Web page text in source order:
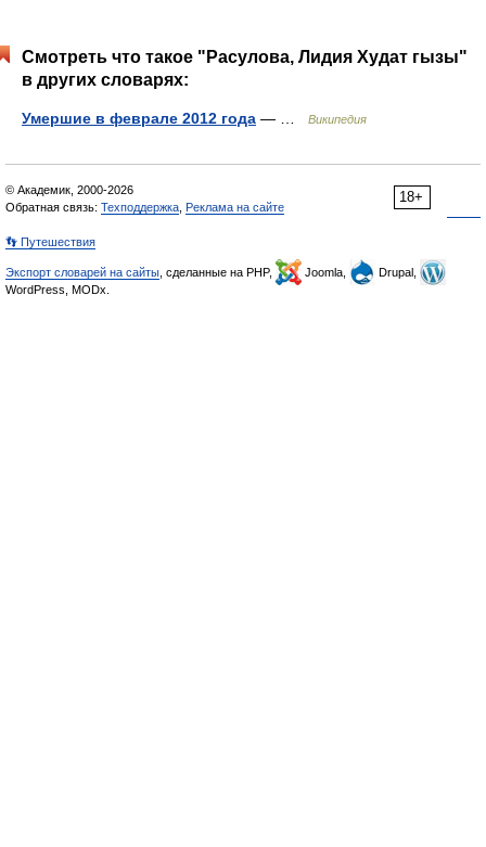
Смотреть что такое "Расулова, Лидия Худат гызы"
в других словарях:
Умершие в феврале 2012 года — … Википедия
18+
© Академик, 2000-2026
Обратная связь: Техподдержка Реклама на сайте
👣 Путешествия
Экспорт словарей на сайты , сделанные на PHP, Joomla,
Drupal,
WordPress, MODx.